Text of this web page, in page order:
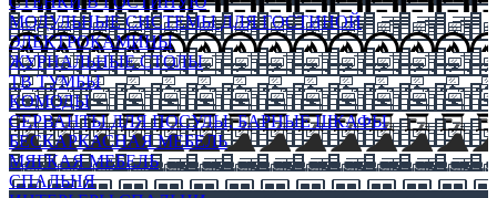
МОДУЛЬНЫЕ СИСТЕМЫ ДЛЯ ГОСТИНОЙ
ЭЛЕКТРОКАМИНЫ
ЖУРНАЛЬНЫЕ СТОЛЫ
ТВ ТУМБЫ
КОМОДЫ
СЕРВАНТЫ ДЛЯ ПОСУДЫ, БАРНЫЕ ШКАФЫ
БЕСКАРКАСНАЯ МЕБЕЛЬ
МЯГКАЯ МЕБЕЛЬ
СПАЛЬНЯ